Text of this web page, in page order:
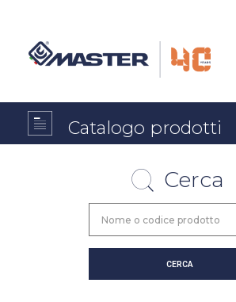
Catalogo prodotti
Cerca